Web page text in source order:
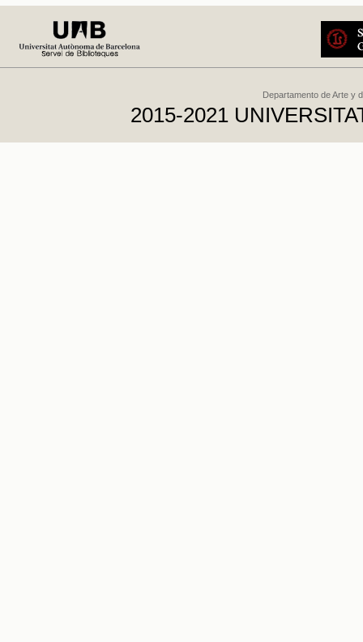
Departamento de Arte y
2015-2021